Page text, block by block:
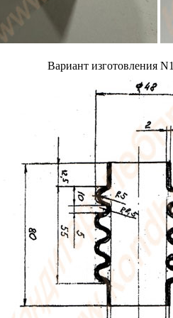
Вариант изготовления N1